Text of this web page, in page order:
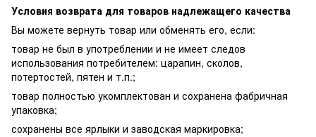
Условия возврата для товаров надлежащего качества
Вы можете вернуть товар или обменять его, если:
товар не был в употреблении и не имеет следов
использования потребителем: царапин, сколов,
потертостей, пятен и т.п.;
товар полностью укомплектован и сохранена фабричная
упаковка;
сохранены все ярлыки и заводская маркировка;